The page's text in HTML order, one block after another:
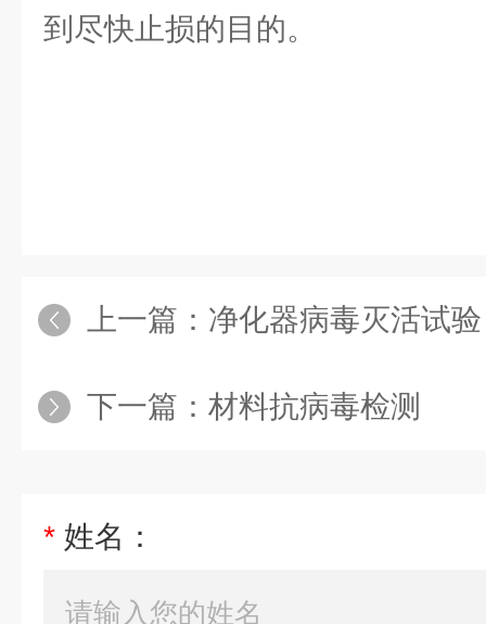
到尽快止损的目的。
上一篇： 净化器病毒灭活试验
下一篇： 材料抗病毒检测
* 姓名：